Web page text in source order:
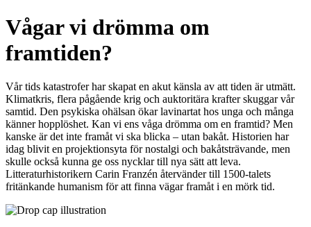
Vågar vi drömma om
framtiden?
Vår tids katastrofer har skapat en akut känsla av att tiden är utmätt.
Klimatkris, flera pågående krig och auktoritära krafter skuggar vår
samtid. Den psykiska ohälsan ökar lavinartat hos unga och många
känner hopplöshet. Kan vi ens våga drömma om en framtid? Men
kanske är det inte framåt vi ska blicka – utan bakåt. Historien har
idag blivit en projektionsyta för nostalgi och bakåtsträvande, men
skulle också kunna ge oss nycklar till nya sätt att leva.
Litteraturhistorikern Carin Franzén återvänder till 1500-talets
fritänkande humanism för att finna vägar framåt i en mörk tid.